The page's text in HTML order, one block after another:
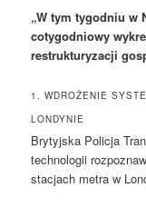
„W tym tygodniu w
cotygodniowy
restrukturyzacji
1. WDROŻENIE
LONDYNIE
Brytyjska Policja
technologii
stacjach metra w